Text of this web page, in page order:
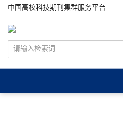
中国高校科技期刊集群服务平台